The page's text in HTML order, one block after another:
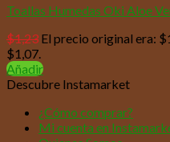
Toallas Humedas Oki Aloe
$1,23 El precio original era:
$1,07.
Añadir
Descubre Instamarket
¿Cómo comprar?
Mi cuenta en